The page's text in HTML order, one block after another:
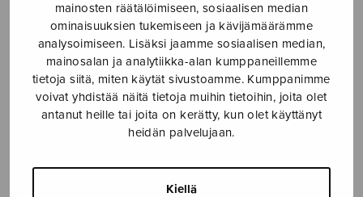
mainosten räätälöimiseen, sosiaalisen median
ominaisuuksien tukemiseen ja kävijämäärämme
analysoimiseen. Lisäksi jaamme sosiaalisen median,
mainosalan ja analytiikka-alan kumppaneillemme
tietoja siitä, miten käytät sivustoamme. Kumppanimme
voivat yhdistää näitä tietoja muihin tietoihin, joita olet
antanut heille tai joita on kerätty, kun olet käyttänyt
heidän palvelujaan.
Kiellä
Crucifixus